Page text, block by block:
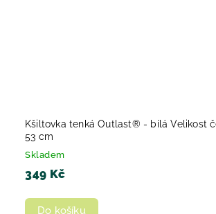
Kšiltovka tenká Outlast® - bílá Velikost
53 cm
Skladem
349 Kč
Do košíku